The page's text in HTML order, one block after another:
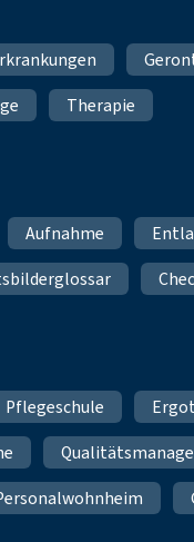
Therapie
Aufnahme
Pflegeschule